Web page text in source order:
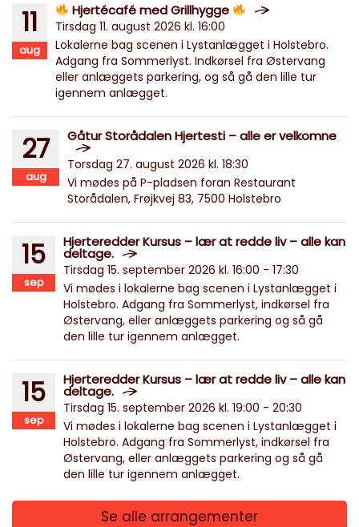
11
aug
Hjertécafé med Grillhygge
Tirsdag 11. august 2026 kl. 16:00
Lokalerne bag scenen i Lystanlægget i Holstebro.
Adgang fra Sommerlyst. Indkørsel fra Østervang
eller anlæggets parkering, og så gå den lille tur
igennem anlægget.
27
aug
Gåtur Storådalen Hjertesti – alle er velkomne
Torsdag 27. august 2026 kl. 18:30
Vi mødes på P-pladsen foran Restaurant
Storådalen, Frøjkvej 83, 7500 Holstebro
15
sep
Hjerteredder Kursus – lær at redde liv – alle kan
deltage.
Tirsdag 15. september 2026 kl. 16:00 - 17:30
Vi mødes i lokalerne bag scenen i Lystanlægget i
Holstebro. Adgang fra Sommerlyst, indkørsel fra
Østervang, eller anlæggets parkering og så gå
den lille tur igennem anlægget.
15
sep
Hjerteredder Kursus – lær at redde liv – alle kan
deltage.
Tirsdag 15. september 2026 kl. 19:00 - 20:30
Vi mødes i lokalerne bag scenen i Lystanlægget i
Holstebro. Adgang fra Sommerlyst, indkørsel fra
Østervang, eller anlæggets parkering og så gå
den lille tur igennem anlægget.
Se alle arrangementer